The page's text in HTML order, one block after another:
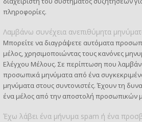
πληροφορίες.
Λαμβάνω συνέχεια ανεπιθύμητα
Μπορείτε να διαγράψετε αυτόματα
μέλος, χρησιμοποιώντας τους κανόνες
Ελέγχου Μέλους. Σε περίπτωση που
προσωπικά μηνύματα από ένα
μηνύματα στους συντονιστές. Έχουν τη
ένα μέλος από την αποστολή προσωπικών
Έχω λάβει ένα μήνυμα spam ή ένα